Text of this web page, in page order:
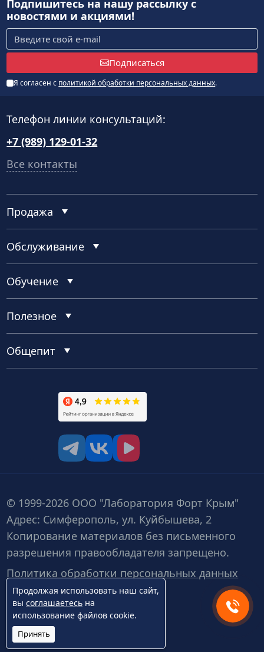
Подпишитесь на нашу рассылкус
новостями и акциями!
Подписаться
Я согласен с политикой обработки персональных данных.
Телефон линии консультаций:
+7 (989) 129-01-32
Все контакты
Продажа
Обслуживание
Обучение
Полезное
Общепит
© 1999-2026 ООО "Лаборатория Форт Крым"
Адрес: Симферополь, ул. Куйбышева, 2
Копирование материалов без письменного
разрешения правообладателя запрещено.
Политика обработки персональных данных
Продолжая использовать наш сайт,
вы соглашаетесь на
использование файлов cookie.
Принять